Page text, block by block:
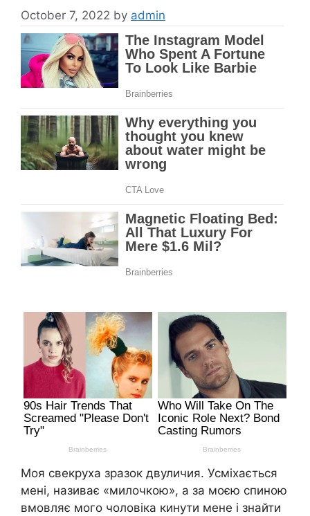
October 7, 2022 by admin
Моя свекруха зразок двуличия. Усміхається
мені, називає «милочкою», а за моєю спиною
вмовляє мого чоловіка кинути мене і знайти